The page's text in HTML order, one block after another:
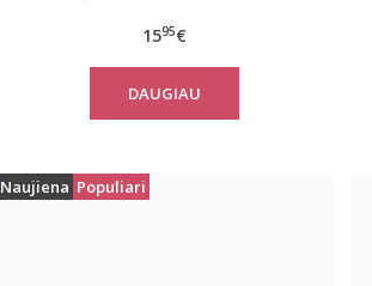
1595€
DAUGIAU
Naujiena Populiari